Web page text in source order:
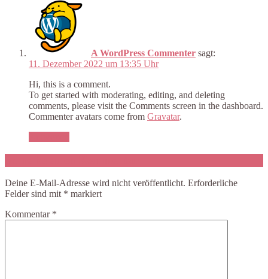
A WordPress Commenter sagt:
11. Dezember 2022 um 13:35 Uhr
Hi, this is a comment.
To get started with moderating, editing, and deleting
comments, please visit the Comments screen in the dashboard.
Commenter avatars come from Gravatar.
Deine E-Mail-Adresse wird nicht veröffentlicht. Erforderliche
Felder sind mit * markiert
Kommentar *